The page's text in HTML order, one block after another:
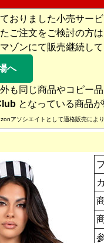
おりました小売サー
ご注文をご検討の方は
ゾンにて販売継続して
へ
も同じ商品やコピー
となっている商品
アソシエイトとして適格販売により